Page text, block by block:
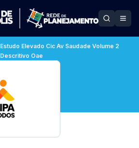
Estudo Elevado Cic Av Saudade Volume 2
Descritivo Oae